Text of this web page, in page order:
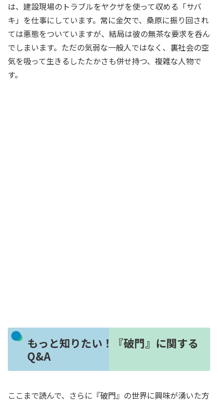
は、建設現場のトラブルをヤクザを使って収める「サバ
キ」を仕事にしています。常に金欠で、桑原に振り回され
ては悪態をついていますが、結局は彼の無茶な要求を呑ん
でしまいます。ただの気弱な一般人ではなく、裏社会の空
気を吸って生きるしたたかさも併せ持つ、複雑な人物で
す。
もっと知りたい！『破門』に関する
Q&A
ここまで読んで、さらに『破門』の世界に興味が湧いた方